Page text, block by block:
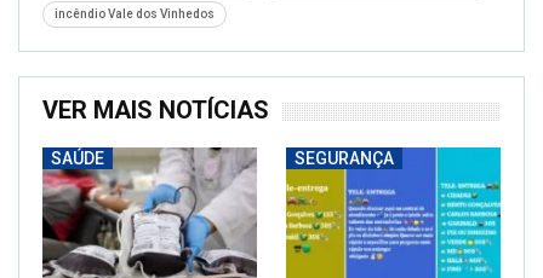
incêndio Vale dos Vinhedos
VER MAIS NOTÍCIAS
SAÚDE SEGURANÇA